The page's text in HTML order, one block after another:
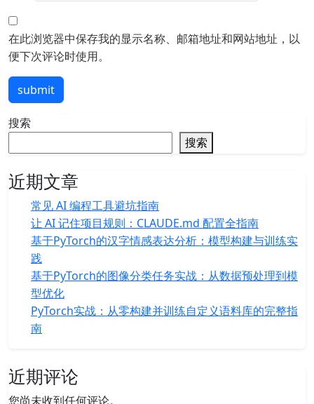
在此浏览器中保存我的显示名称、邮箱地址和网站地址，以
便下次评论时使用。
submit
搜索
搜索
近期文章
常见 AI 编程工具避坑指南
让 AI 记住项目规则：CLAUDE.md 配置全指南
基于PyTorch的汉字情感表达分析：模型构建与训练实
践
基于PyTorch的图像分类任务实战：从数据预处理到模
型优化
PyTorch实战：从零构建并训练自定义语料库的完整指
南
近期评论
您尚未收到任何评论。